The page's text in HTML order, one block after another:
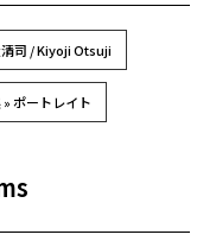
司 / Kiyoji Otsuji
» ポートレイト